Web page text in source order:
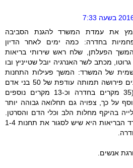
את עמדת המשרד להגנת הסביבה
בחדרה: כמה ימים לאחר הדיון
הפעלתן, שלח ראש שירותי בריאות
מכתב לשר האנרגיה יובל שטייניץ ובו
של המשרד: המשך פעילות התחנות
לאחר התקנת הסולקנים פירושה תמותה עודפת של 50 בני אדם
בשנה באזור חדרה (35 מקרים בחדרה וכ-13 מקרים נוספים
על כך, צפויה גם תחלואה גבוהה יותר
בהיקף מחלות הלב וכלי הדם והסרטן.
לאור זאת עמדת משרד הבריאות היא שיש לסגור את תחנות 1-4
אנשים.